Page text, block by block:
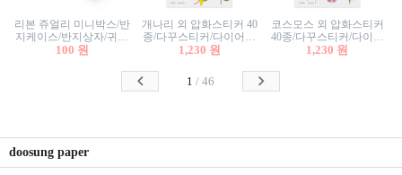
리본 쥬얼리 미니박스/반
지케이스/반지상자/귀걸
이상자/귀걸이박스/악세
100 원
개나리 외 압화스티커 40
종/다꾸스티커/다이어리
꾸미기/꽃스티커/자연물
1,230 원
코스모스 외 압화스티커
40종/다꾸스티커/다이어
리꾸미기/꽃스티커/자연
1,230 원
1 /46
doosung paper